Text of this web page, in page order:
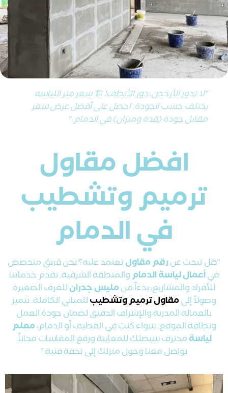
"لا تدور الأرخص، دور الأنظف! 🏗️ سعر متر اللياسه
يختلف حسب الجودة. احصل على أفضل عرض سعر
مقابل جودة (قدة وميزان) في الدمام."
افضل مقاول
ترميم وتشطيب
في الدمام
“هل تبحث عنرقم مقاولتعتمد عليه؟ نحن فريق متخصص
فيأعمال لياسة الدماموالمنطقة الشرقية. نقدم خدماتنا
للأفراد والمشاريع، بدءاً منمليس جدرانللغرف الصغيرة
وصولاً إلىمقاول ترميم وتشطيبللمباني الكاملة. نتميز
بالعمالة المدربة والإشراف الدقيق لضمان جودة العمل
ونظافة الموقع. سواء كنت في القطيف أو الدمام،معلم
لياسةمحترف سيصلك للمعاينة ورفع المقاسات مجاناً.
تواصل معنا وحول منزلك إلى تحفة فنية.”